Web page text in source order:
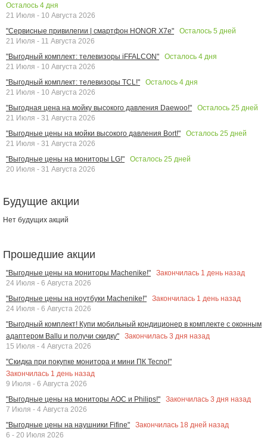
Осталось 4 дня
21 Июля - 10 Августа 2026
"Сервисные привилегии | смартфон HONOR X7e"
Осталось 5 дней
21 Июля - 11 Августа 2026
"Выгодный комплект: телевизоры iFFALCON"
Осталось 4 дня
21 Июля - 10 Августа 2026
"Выгодный комплект: телевизоры TCL!"
Осталось 4 дня
21 Июля - 10 Августа 2026
"Выгодная цена на мойку высокого давления Daewoo!"
Осталось 25 дней
21 Июля - 31 Августа 2026
"Выгодные цены на мойки высокого давления Bort!"
Осталось 25 дней
21 Июля - 31 Августа 2026
"Выгодные цены на мониторы LG!"
Осталось 25 дней
20 Июля - 31 Августа 2026
Будущие акции
Нет будущих акций
Прошедшие акции
"Выгодные цены на мониторы Machenike!" Закончилась 1 день назад
24 Июля - 6 Августа 2026
"Выгодные цены на ноутбуки Machenike!"
Закончилась 1 день назад
24 Июля - 6 Августа 2026
"Выгодный комплект! Купи мобильный кондиционер в комплекте с оконным
адаптером Ballu и получи скидку"
Закончилась 3 дня назад
15 Июля - 4 Августа 2026
"Скидка при покупке монитора и мини ПК Tecno!"
Закончилась 1 день назад
9 Июля - 6 Августа 2026
"Выгодные цены на мониторы AOC и Philips!"
Закончилась 3 дня назад
7 Июля - 4 Августа 2026
"Выгодные цены на наушники Fifine"
Закончилась 18 дней назад
6 - 20 Июля 2026